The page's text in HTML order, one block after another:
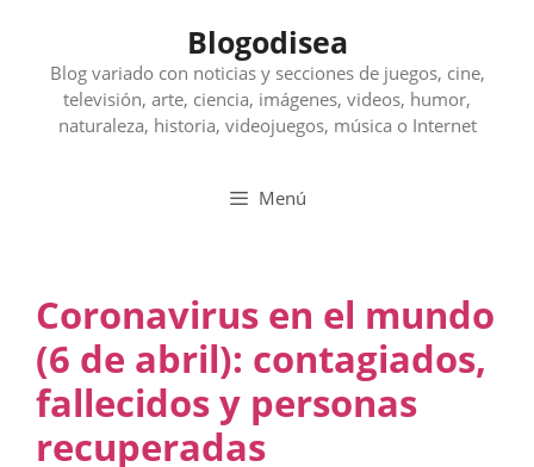
contenido
Blogodisea
Blog variado con noticias y secciones de juegos, cine,
televisión, arte, ciencia, imágenes, videos, humor,
naturaleza, historia, videojuegos, música o Internet
Menú
Coronavirus en el mundo
(6 de abril): contagiados,
fallecidos y personas
recuperadas